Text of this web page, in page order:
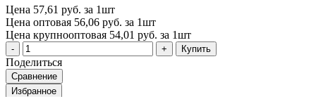
Цена 57,61 руб. за 1шт
Цена оптовая 56,06 руб. за 1шт
Цена крупнооптовая 54,01 руб. за 1шт
Купить
Поделиться
Сравнение
Избранное